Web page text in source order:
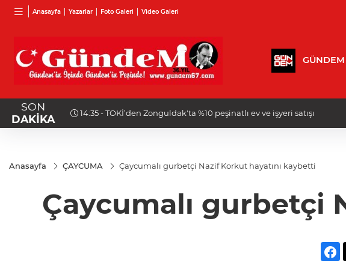
Anasayfa Yazarlar Foto Galeri Video Galeri
GÜNDEM
SON
DAKİKA
14:35 - TOKİ’den Zonguldak'ta %10 peşinatlı ev ve işyeri satışı
Anasayfa ÇAYCUMA Çaycumalı gurbetçi Nazif Korkut hayatını kaybetti
Çaycumalı gurbetçi